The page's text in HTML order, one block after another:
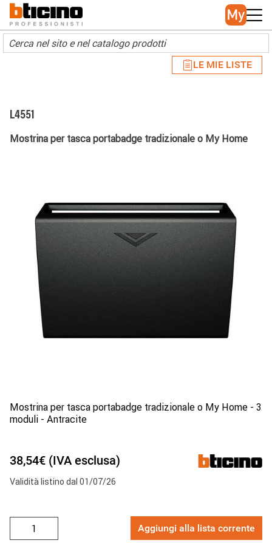
Skip to main content
Main navigation
LE MIE LISTE
L4551
Mostrina per tasca portabadge tradizionale o My Home
Mostrina per tasca portabadge tradizionale o My Home - 3
moduli - Antracite
38,54€ (IVA esclusa)
Validità listino dal 01/07/26
Aggiungi alla lista corrente